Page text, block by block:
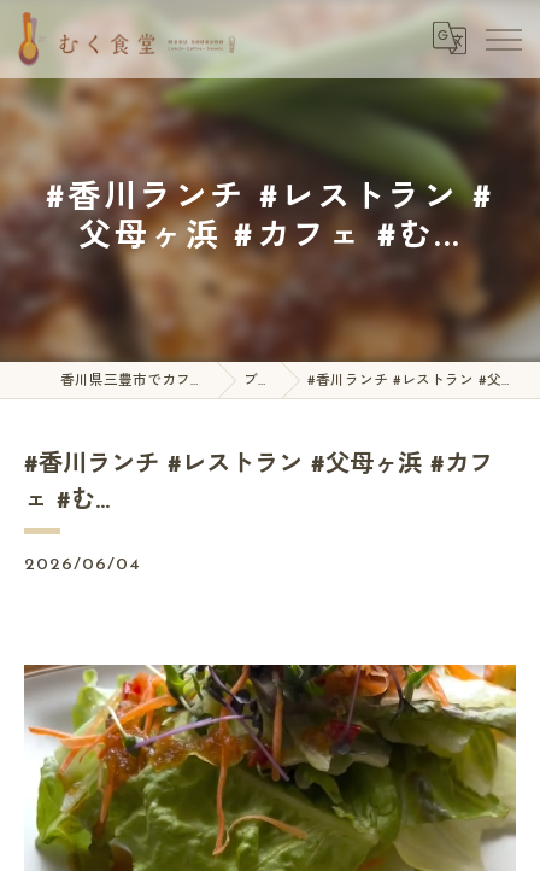
#香川ランチ #レストラン #
父母ヶ浜 #カフェ #む...
香川県三豊市でカフェならむく食堂 ブログ #香川ランチ #レストラン #父母ヶ浜 #カフェ #む...
#香川ランチ #レストラン #父母ヶ浜 #カフ
ェ #む...
2026/06/04